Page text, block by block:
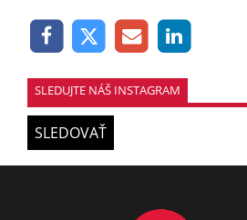
SLEDUJTE NÁŠ INSTAGRAM
SLEDOVAŤ